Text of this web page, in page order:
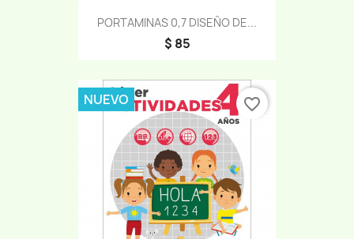
PORTAMINAS 0,7 DISEÑO DE...
$ 85
NUEVO favorite_border